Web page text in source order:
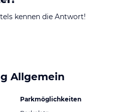
kennen die Antwort!
Allgemein
Parkmöglichkeiten